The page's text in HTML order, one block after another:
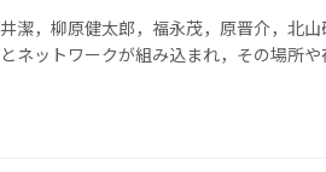
潔，柳原健太郎，福永茂，原晋介，北
ネットワークが組み込まれ，その場所